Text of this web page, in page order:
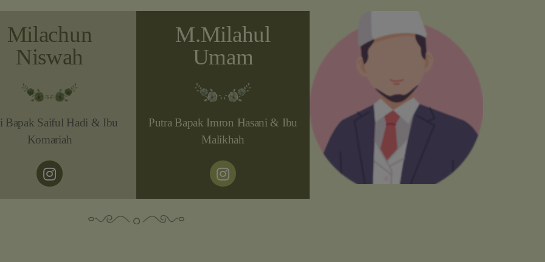
Milachun
Niswah
Bapak Saiful Hadi & Ibu
Komariah
M.Milahul
Umam
Putra Bapak Imron Hasani & Ibu
Malikhah